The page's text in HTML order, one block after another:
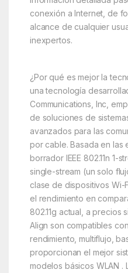
conexión a Internet, de
alcance de cualquier
inexpertos.
¿Por qué es mejor la
una tecnología
Communications, Inc,
de soluciones de
avanzados para las
por cable. Basada en las
borrador IEEE 802.11n 1-
single-stream (un solo
clase de dispositivos
el rendimiento en
802.11g actual, a precios
Align son compatibles
rendimiento, multiflujo,
proporcionan el mejor
modelos básicos WLAN .